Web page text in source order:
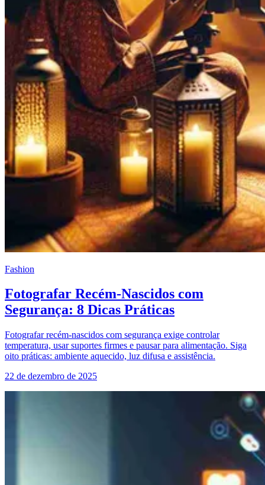
Fashion
Fotografar Recém-Nascidos com
Segurança: 8 Dicas Práticas
Fotografar recém-nascidos com segurança exige controlar
temperatura, usar suportes firmes e pausar para alimentação. Siga
oito práticas: ambiente aquecido, luz difusa e assistência.
22 de dezembro de 2025